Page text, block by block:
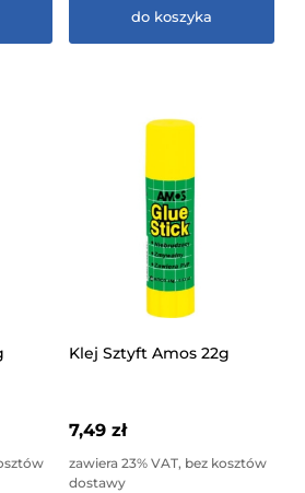
do koszyka
Klej Sztyft Amos 22g
7,49 zł
zawiera 23% VAT, bez kosztów
dostawy